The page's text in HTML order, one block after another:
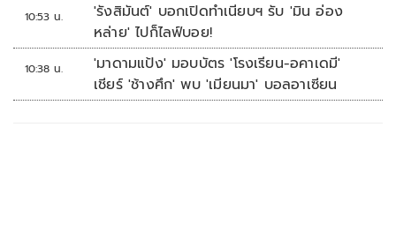
10:53 น.
'รังสิมันต์' บอกเปิดทำเนียบฯ รับ 'มิน อ่อง
หล่าย' ไปก็ไลฟ์บอย!
10:38 น.
'มาดามแป้ง' มอบบัตร 'โรงเรียน-อคาเดมี'
เชียร์ 'ช้างศึก' พบ 'เมียนมา' บอลอาเซียน